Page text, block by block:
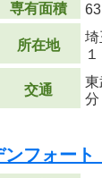
専有面積
所在地
埼
１
交通
東
分
ンフォー